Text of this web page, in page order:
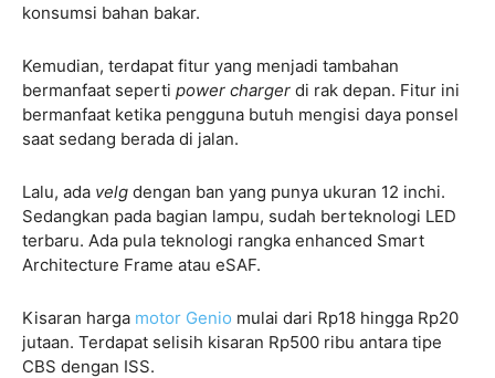
konsumsi bahan bakar.
Kemudian, terdapat fitur yang menjadi tambahan
bermanfaat seperti power charger di rak depan. Fitur ini
bermanfaat ketika pengguna butuh mengisi daya ponsel
saat sedang berada di jalan.
Lalu, ada velg dengan ban yang punya ukuran 12 inchi.
Sedangkan pada bagian lampu, sudah berteknologi LED
terbaru. Ada pula teknologi rangka enhanced Smart
Architecture Frame atau eSAF.
Kisaran harga motor Genio mulai dari Rp18 hingga Rp20
jutaan. Terdapat selisih kisaran Rp500 ribu antara tipe
CBS dengan ISS.